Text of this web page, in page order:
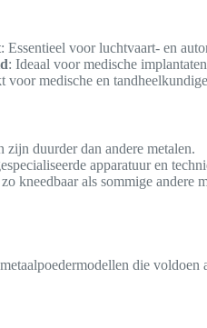
: Essentieel voor luchtvaart- en
: Ideaal voor medische
voor medische en
duurder dan andere metalen.
apparatuur en
kneedbaar als sommige andere
die